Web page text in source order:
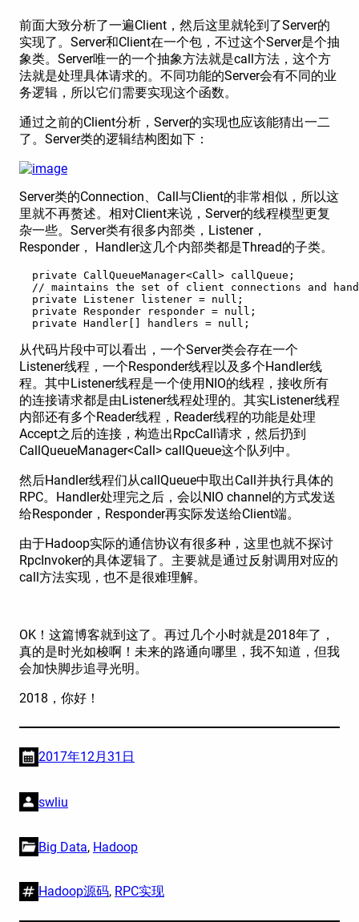
前面大致分析了一遍Client，然后这里就轮到了Server的
实现了。Server和Client在一个包，不过这个Server是个抽
象类。Server唯一的一个抽象方法就是call方法，这个方
法就是处理具体请求的。不同功能的Server会有不同的业
务逻辑，所以它们需要实现这个函数。
通过之前的Client分析，Server的实现也应该能猜出一二
了。Server类的逻辑结构图如下：
Server类的Connection、Call与Client的非常相似，所以这
里就不再赘述。相对Client来说，Server的线程模型更复
杂一些。Server类有很多内部类，Listener，
Responder， Handler这几个内部类都是Thread的子类。
  private CallQueueManager<Call> callQueue;
// maintains the set of client connections and
  private Listener listener = null;
  private Responder responder = null;
  private Handler[] handlers = null;
从代码片段中可以看出，一个Server类会存在一个
Listener线程，一个Responder线程以及多个Handler线
程。其中Listener线程是一个使用NIO的线程，接收所有
的连接请求都是由Listener线程处理的。其实Listener线程
内部还有多个Reader线程，Reader线程的功能是处理
Accept之后的连接，构造出RpcCall请求，然后扔到
CallQueueManager<Call> callQueue这个队列中。
然后Handler线程们从callQueue中取出Call并执行具体的
RPC。Handler处理完之后，会以NIO channel的方式发送
给Responder，Responder再实际发送给Client端。
由于Hadoop实际的通信协议有很多种，这里也就不探讨
RpcInvoker的具体逻辑了。主要就是通过反射调用对应的
call方法实现，也不是很难理解。
OK！这篇博客就到这了。再过几个小时就是2018年了，
真的是时光如梭啊！未来的路通向哪里，我不知道，但我
会加快脚步追寻光明。
2018，你好！
2017年12月31日
swliu
Big Data, Hadoop
Hadoop源码, RPC实现